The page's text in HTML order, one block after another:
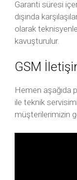
Garanti süresi
dışında
olarak
kavuşturulur.
GSM
Hemen aşağıda
ile teknik
müşterilerimizin